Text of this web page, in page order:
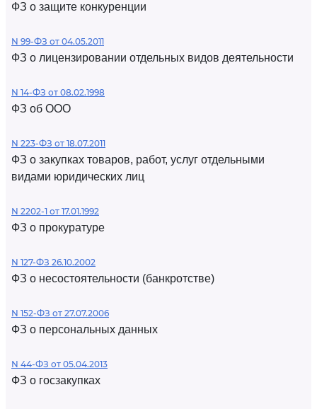
ФЗ о защите конкуренции
N 99-ФЗ от 04.05.2011
ФЗ о лицензировании отдельных видов деятельности
N 14-ФЗ от 08.02.1998
ФЗ об ООО
N 223-ФЗ от 18.07.2011
ФЗ о закупках товаров, работ, услуг отдельными
видами юридических лиц
N 2202-1 от 17.01.1992
ФЗ о прокуратуре
N 127-ФЗ 26.10.2002
ФЗ о несостоятельности (банкротстве)
N 152-ФЗ от 27.07.2006
ФЗ о персональных данных
N 44-ФЗ от 05.04.2013
ФЗ о госзакупках